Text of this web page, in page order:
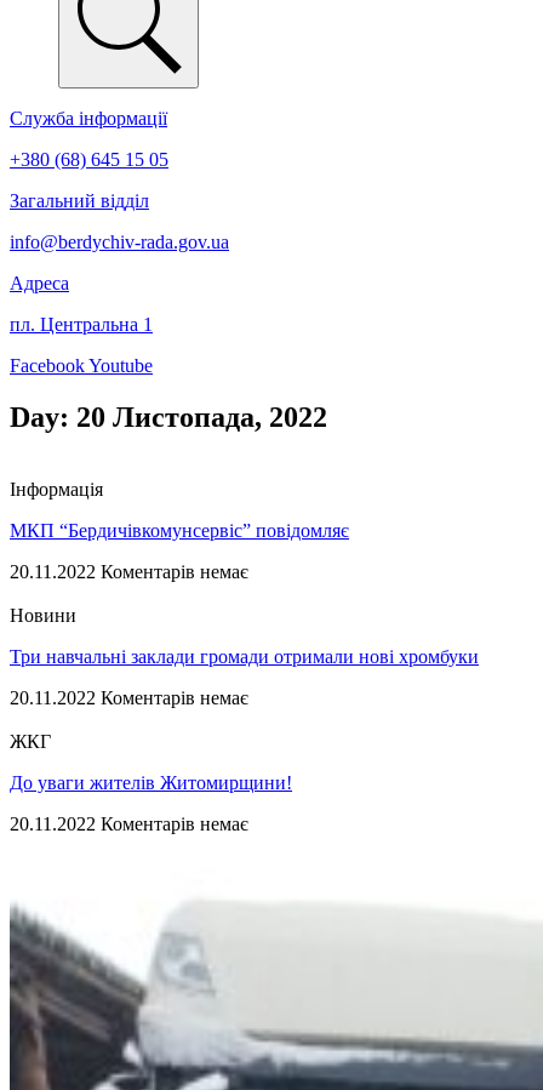
Служба інформації
+380 (68) 645 15 05
Загальний відділ
info@berdychiv-rada.gov.ua
Адреса
пл. Центральна 1
FacebookYoutube
Day: 20 Листопада, 2022
Інформація
МКП “Бердичівкомунсервіс” повідомляє
20.11.2022 Коментарів немає
Новини
Три навчальні заклади громади отримали нові хромбуки
20.11.2022 Коментарів немає
ЖКГ
До уваги жителів Житомирщини!
20.11.2022 Коментарів немає